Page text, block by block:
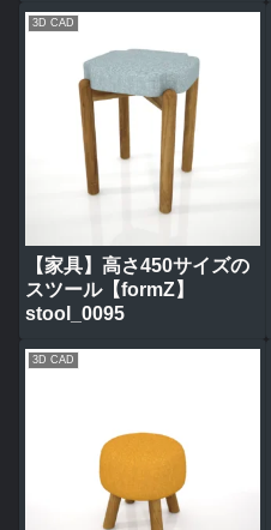
3D CAD
【家具】高さ450サイズの
スツール【formZ】
stool_0095
3D CAD